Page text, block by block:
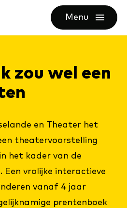
Menu
openen
zou wel een
en Theater het
theatervoorstelling
het kader van de
Een vrolijke interactieve
vanaf 4 jaar
prentenboek